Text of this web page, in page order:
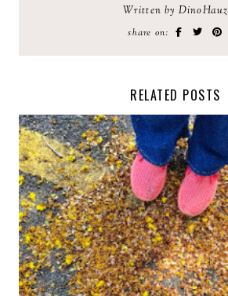
Written by DinoHauz
share on:
RELATED POSTS